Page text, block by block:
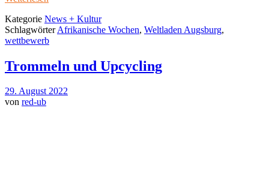
Kategorie News + Kultur
SchlagwörterAfrikanische Wochen, Weltladen Augsburg,
wettbewerb
Trommeln und Upcycling
29. August 2022
von red-ub